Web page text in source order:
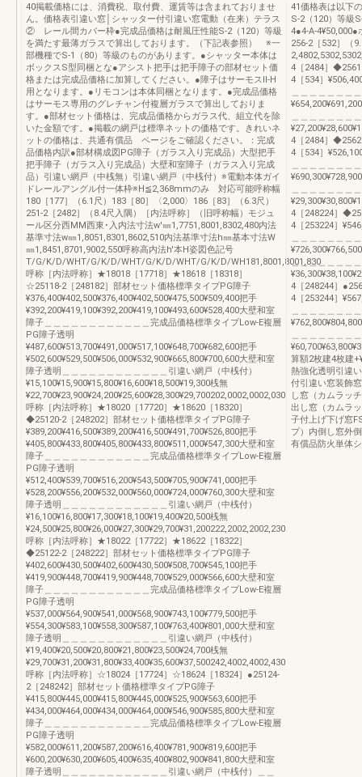
40掲載価格には、消費税、取付費、運賃等は含まれておりませ
ん。価格表引違い窓│シャッター付引違い窓電動（在来）テラス
② レール間カバー枠●完成品価格は耐風圧性能S-2（120）等級
を満たす最薄ガラスで算出しております。（下記表参照） ※一
部機種でS-1（80）等級のものがあります。●シャッター本体は
ボックスS型同梱とな●アシスト把手は把手障子の部材セット価
格または完成品価格に加算してください。●障子はサーモスⅡ-H
用となります。●リモコンは本体同梱となります。●完成品価格
はサーモス専用のグレチャン付複層ガラスで算出しておりま
す。●部材セット価格は、完成品価格からガラス代、組立代を除
いた金額です。●掲載の網戸は標準ネットの価格です。きれいネ
ットの価格は、共通有償品 ページをご確認ください。：完成
品価格内訳●部材構成図PG障子（ガラス入り完成品）大型把手
把手障子（ガラス入り完成品）大壁和室障子（ガラス入り完成
品）引違い網戸（中桟無）引違い網戸（中桟付）※電動本体ガイ
ドレールアングル付一体枠※H≦2,368mmのみ 対応可能呼称幅
180［177］（6.1尺）183［80］〈2,000〉186［83］（6.3尺）
251-2［2482］（8.4尺入隅）［内法呼称］（旧呼称幅）モジュ
ール区分西MM西東･入内法寸法w'㎜1,7751,8001,8302,480内法
基準寸法w㎜1,8051,8301,8602,510内法基準寸法h㎜基本寸法W
㎜1,8451,8701,9002,550呼称高内法h'本H姿図色記号
T/G/K/D/WHT/G/K/D/WHT/G/K/D/WHT/G/K/D/WH181,8001,8001,830
呼称［内法呼称］★18018［17718］★18618［18318］
☆25118-2［248182］部材セット価格標準タイプPG障子
¥376,400¥402,500¥376,400¥402,500¥475,500¥509,400把手
¥392,200¥419,100¥392,200¥419,100¥493,600¥528,400大壁和室
障子＿＿＿＿＿＿＿＿＿＿＿＿完成品価格標準タイプLow-E複層
PG障子透明
¥487,600¥513,700¥491,000¥517,100¥648,700¥682,600把手
¥502,600¥529,500¥506,000¥532,900¥665,800¥700,600大壁和室
障子透明＿＿＿＿＿＿＿＿＿＿＿＿引違い網戸（中桟付）
¥15,100¥15,900¥15,800¥16,600¥18,500¥19,300桟無
¥22,700¥23,900¥24,200¥25,600¥28,300¥29,700202,0002,0002,030
呼称［内法呼称］★18020［17720］★18620［18320］
◆25120-2［248202］部材セット価格標準タイプPG障子
¥389,200¥416,500¥389,200¥416,500¥491,700¥526,800把手
¥405,800¥433,800¥405,800¥433,800¥511,000¥547,300大壁和室
障子＿＿＿＿＿＿＿＿＿＿＿＿完成品価格標準タイプLow-E複層
PG障子透明
¥512,400¥539,700¥516,200¥543,500¥705,900¥741,000把手
¥528,200¥556,200¥532,000¥560,000¥724,000¥760,300大壁和室
障子透明＿＿＿＿＿＿＿＿＿＿＿＿引違い網戸（中桟付）
¥16,100¥16,800¥17,300¥18,100¥19,400¥20,500桟無
¥24,500¥25,800¥26,000¥27,300¥29,700¥31,200222,2002,2002,230
呼称［内法呼称］★18022［17722］★18622［18322］
◆25122-2［248222］部材セット価格標準タイプPG障子
¥402,600¥430,500¥402,600¥430,500¥508,700¥545,100把手
¥419,900¥448,700¥419,900¥448,700¥529,000¥566,600大壁和室
障子＿＿＿＿＿＿＿＿＿＿＿＿完成品価格標準タイプLow-E複層
PG障子透明
¥537,000¥564,900¥541,000¥568,900¥743,100¥779,500把手
¥554,300¥583,100¥558,300¥587,100¥763,400¥801,000大壁和室
障子透明＿＿＿＿＿＿＿＿＿＿＿＿引違い網戸（中桟付）
¥19,400¥20,500¥20,800¥21,800¥23,500¥24,700桟無
¥29,700¥31,200¥31,800¥33,400¥35,600¥37,500242,4002,4002,430
呼称［内法呼称］☆18024［17724］☆18624［18324］●25124-
2［248242］部材セット価格標準タイプPG障子
¥415,800¥445,000¥415,800¥445,000¥525,900¥563,600把手
¥434,000¥464,000¥434,000¥464,000¥546,900¥585,800大壁和室
障子＿＿＿＿＿＿＿＿＿＿＿＿完成品価格標準タイプLow-E複層
PG障子透明
¥582,000¥611,200¥587,200¥616,400¥781,900¥819,600把手
¥600,200¥630,200¥605,400¥635,400¥802,900¥841,800大壁和室
障子透明＿＿＿＿＿＿＿＿＿＿＿＿引違い網戸（中桟付）＿＿
41価格表は以下
S-2（120）等級
4●4-A-4¥50,000●
256-2［532］（
4［2484］
4［534］
4［2484］
4［534］
4［248224］
4［253224］
＿＿＿＿＿＿＿
4［248244］
4［253244］
算額2枚建4枚建
熱強化透明引違
付引違い窓装飾
し窓（カムラッ
出し窓（カムラ
子付上げ下げ窓
プ）内倒し窓外
有償品防火単体